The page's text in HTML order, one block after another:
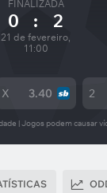
FINALIZADA
0 : 2
21 de fevereiro,
11:00
X 3.40 2
| Jogos podem causar